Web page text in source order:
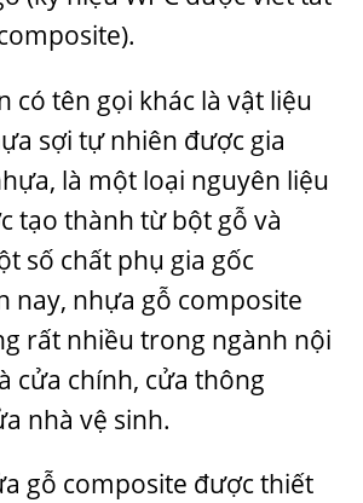
có tên gọi khác là vật liệu
sợi tự nhiên được gia
là một loại nguyên liệu
tạo thành từ bột gỗ và
số chất phụ gia gốc
nay, nhựa gỗ composite
rất nhiều trong ngành nội
cửa chính, cửa thông
nhà vệ sinh.
gỗ composite được thiết